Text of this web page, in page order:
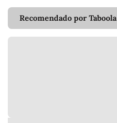
Recomendado por Taboola